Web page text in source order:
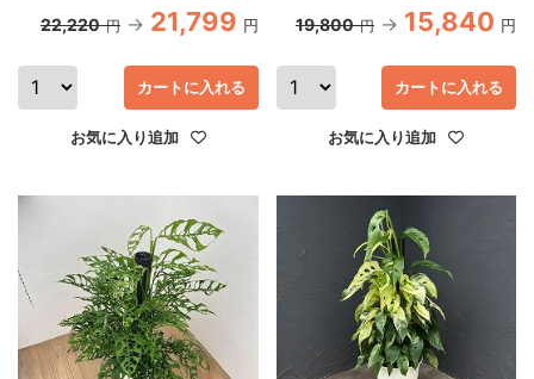
22,220 円 21,799 円
お気に入り追加
カートに入れる
19,800 円 15,840 円
お気に入り追加
カートに入れる